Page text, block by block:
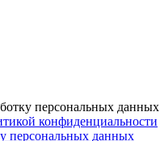
персональных данных
конфиденциальности
персональных данных